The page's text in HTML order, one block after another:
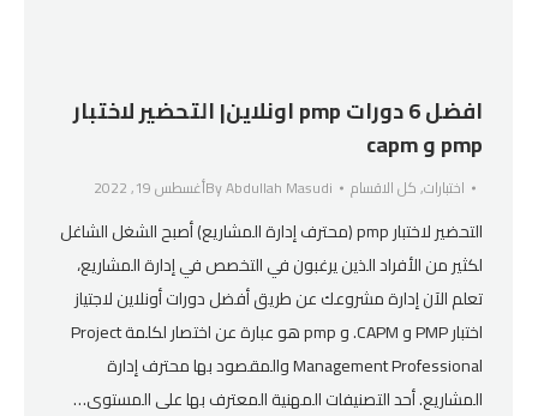
افضل 6 دورات pmp اونلاين| التحضير لاختبار
pmp و capm
اختبارات,كل الاقسام ByAbdullah Masudi أغسطس 19, 2022
التحضير لاختبار pmp (محترف إدارة المشاريع) أصبح الشغل الشاغل
لكثير من الأفراد الذين يرغبون في التخصص في إدارة المشاريع،
تعلم الآن إدارة مشروعك عن طريق أفضل دورات أونلاين لاجتياز
اختبار PMP و CAPM. و pmp هو عبارة عن اختصار لكلمة Project
Management Professional والمقصود بها محترف إدارة
المشاريع. أحد التصنيفات المهنية المعترف بها على المستوى…